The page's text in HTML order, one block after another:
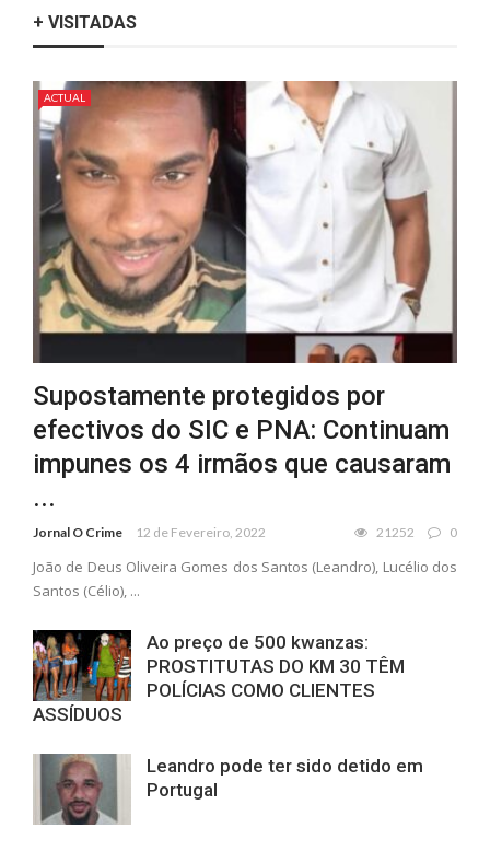
+ VISITADAS
ACTUAL
Supostamente protegidos por
efectivos do SIC e PNA: Continuam
impunes os 4 irmãos que causaram
...
Jornal O Crime 12 de Fevereiro, 2022 21252 0
João de Deus Oliveira Gomes dos Santos (Leandro), Lucélio dos
Santos (Célio), ...
Ao preço de 500 kwanzas:
PROSTITUTAS DO KM 30 TÊM
POLÍCIAS COMO CLIENTES
ASSÍDUOS
Leandro pode ter sido detido em
Portugal